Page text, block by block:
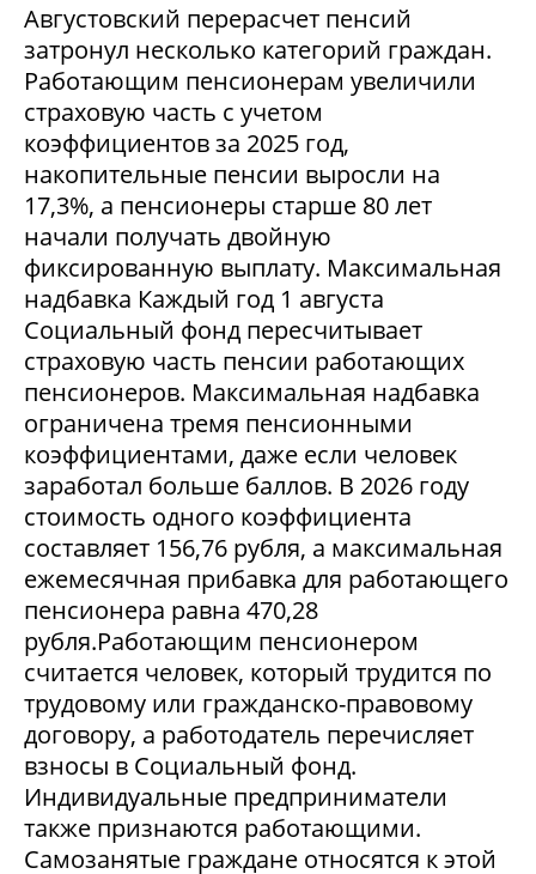
Августовский перерасчет пенсий
затронул несколько категорий граждан.
Работающим пенсионерам увеличили
страховую часть с учетом
коэффициентов за 2025 год,
накопительные пенсии выросли на
17,3%, а пенсионеры старше 80 лет
начали получать двойную
фиксированную выплату. Максимальная
надбавка Каждый год 1 августа
Социальный фонд пересчитывает
страховую часть пенсии работающих
пенсионеров. Максимальная надбавка
ограничена тремя пенсионными
коэффициентами, даже если человек
заработал больше баллов. В 2026 году
стоимость одного коэффициента
составляет 156,76 рубля, а максимальная
ежемесячная прибавка для работающего
пенсионера равна 470,28
рубля.Работающим пенсионером
считается человек, который трудится по
трудовому или гражданско-правовому
договору, а работодатель перечисляет
взносы в Социальный фонд.
Индивидуальные предприниматели
также признаются работающими.
Самозанятые граждане относятся к этой